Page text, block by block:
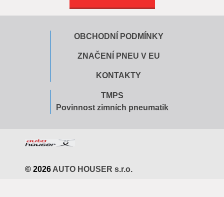
OBCHODNÍ PODMÍNKY
ZNAČENÍ PNEU V EU
KONTAKTY
TMPS
Povinnost zimních pneumatik
© 2026 AUTO HOUSER s.r.o.